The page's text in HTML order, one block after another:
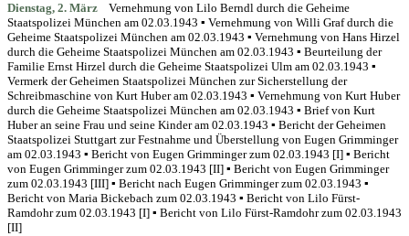
Dienstag, 2. März
Vernehmung von Lilo Berndl durch die Geheime
Staatspolizei München am 02.03.1943 ▪ Vernehmung von Willi Graf durch die
Geheime Staatspolizei München am 02.03.1943 ▪ Vernehmung von Hans Hirzel
durch die Geheime Staatspolizei München am 02.03.1943 ▪ Beurteilung der
Familie Ernst Hirzel durch die Geheime Staatspolizei Ulm am 02.03.1943 ▪
Vermerk der Geheimen Staatspolizei München zur Sicherstellung der
Schreibmaschine von Kurt Huber am 02.03.1943 ▪ Vernehmung von Kurt Huber
durch die Geheime Staatspolizei München am 02.03.1943 ▪ Brief von Kurt
Huber an seine Frau und seine Kinder am 02.03.1943 ▪ Bericht der Geheimen
Staatspolizei Stuttgart zur Festnahme und Überstellung von Eugen Grimminger
am 02.03.1943 ▪ Bericht von Eugen Grimminger zum 02.03.1943 [I] ▪ Bericht
von Eugen Grimminger zum 02.03.1943 [II] ▪ Bericht von Eugen Grimminger
zum 02.03.1943 [III] ▪ Bericht nach Eugen Grimminger zum 02.03.1943 ▪
Bericht von Maria Bickebach zum 02.03.1943 ▪ Bericht von Lilo Fürst-
Ramdohr zum 02.03.1943 [I] ▪ Bericht von Lilo Fürst-Ramdohr zum 02.03.1943
[II]